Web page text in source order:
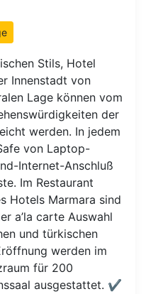
Stils, Hotel
Innenstadt von
Lage können vom
der
werden. In jedem
von Laptop-
Internet-Anschluß
Im Restaurant
Hotels Marmara sind
a’la carte Auswahl
und türkischen
werden im
für 200
ausgestattet. ✔️